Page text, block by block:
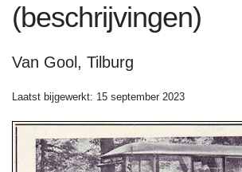
(beschrijvingen)
Van Gool, Tilburg
Laatst bijgewerkt: 15 september 2023